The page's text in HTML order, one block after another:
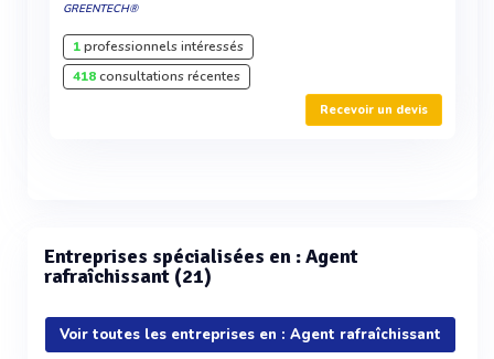
GREENTECH®
1professionnels intéressés
418consultations récentes
Recevoir un devis
Entreprises spécialisées en : Agent
rafraîchissant (21)
Voir toutes les entreprises en : Agent rafraîchissant